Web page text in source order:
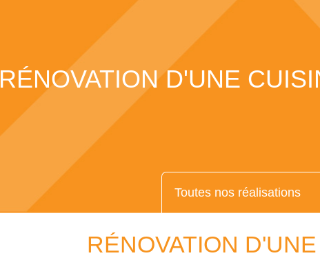
RÉNOVATION D'UNE
Toutes nos réalisations
RÉNOVATION